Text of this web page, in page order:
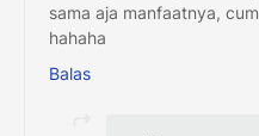
sama aja manfaatnya,
hahaha
Balas